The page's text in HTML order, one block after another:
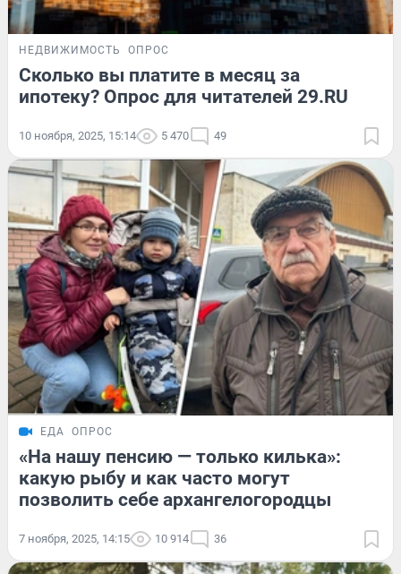
НЕДВИЖИМОСТЬ ОПРОС
Сколько вы платите в месяц за
ипотеку? Опрос для читателей 29.RU
10 ноября, 2025, 15:14 5 470 49
ЕДА ОПРОС
«На нашу пенсию — только килька»:
какую рыбу и как часто могут
позволить себе архангелогородцы
7 ноября, 2025, 14:15 10 914 36